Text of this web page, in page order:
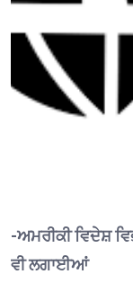
-ਅਮਰੀਕੀ ਵਿਦੇਸ਼
ਵੀ ਲਗਾਈਆਂ